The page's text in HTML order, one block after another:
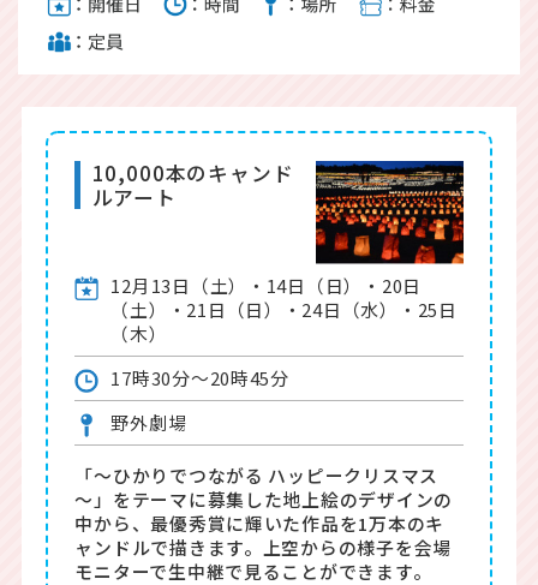
10,000本のキャンド
ルアート
12月13日（土）・14日（日）・20日
（土）・21日（日）・24日（水）・25日
（木）
17時30分～20時45分
野外劇場
「～ひかりでつながる ハッピークリスマス
～」をテーマに募集した地上絵のデザインの
中から、最優秀賞に輝いた作品を1万本のキ
ャンドルで描きます。上空からの様子を会場
モニターで生中継で見ることができます。